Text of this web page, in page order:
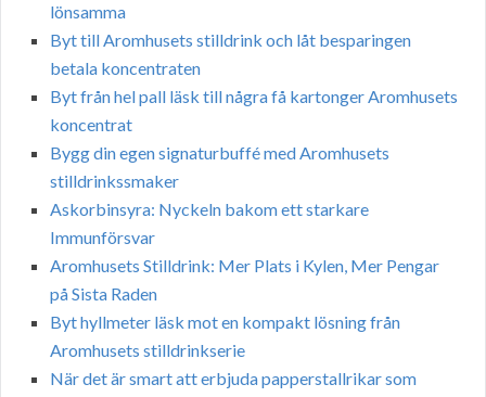
lönsamma
Byt till Aromhusets stilldrink och låt besparingen
betala koncentraten
Byt från hel pall läsk till några få kartonger Aromhusets
koncentrat
Bygg din egen signaturbuffé med Aromhusets
stilldrinkssmaker
Askorbinsyra: Nyckeln bakom ett starkare
Immunförsvar
Aromhusets Stilldrink: Mer Plats i Kylen, Mer Pengar
på Sista Raden
Byt hyllmeter läsk mot en kompakt lösning från
Aromhusets stilldrinkserie
När det är smart att erbjuda papperstallrikar som